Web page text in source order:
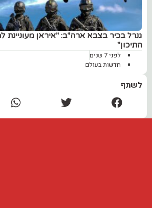
גנרל בכיר בצבא ארה"ב: "איראן מעוניינת
התיכון"
לפני 7 שנים
חדשות בעולם
לשתף